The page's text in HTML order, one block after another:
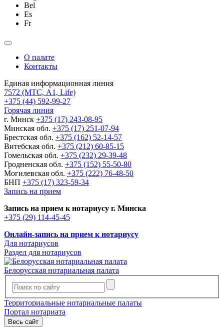
Bel
Es
Fr
О палате
Контакты
Единая информационная линия
7572 (МТС, A1, Life)
+375 (44) 592-99-27
Горячая линия
г. Минск +375 (17) 243-08-95
Минская обл. +375 (17) 251-07-94
Брестская обл. +375 (162) 52-14-57
Витебская обл. +375 (212) 60-85-15
Гомельская обл. +375 (232) 29-39-48
Гродненская обл. +375 (152) 55-50-80
Могилевская обл. +375 (222) 76-48-50
БНП +375 (17) 323-59-34
Запись на прием
Запись на прием к нотариусу г. Минска
+375 (29) 114-45-45
Онлайн-запись на прием к нотариусу
Для нотариусов
Раздел для нотариусов
Белорусская нотариальная палата
Территориальные нотариальные палаты
Портал нотариата
Весь сайт